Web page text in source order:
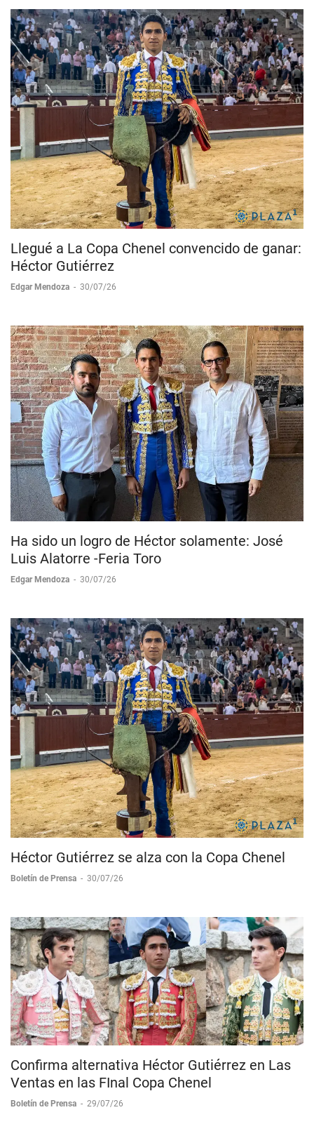
Llegué a La Copa Chenel convencido de ganar:
Héctor Gutiérrez
Edgar Mendoza - 30/07/26
Ha sido un logro de Héctor solamente: José
Luis Alatorre -Feria Toro
Edgar Mendoza - 30/07/26
Héctor Gutiérrez se alza con la Copa Chenel
Boletín de Prensa - 30/07/26
Confirma alternativa Héctor Gutiérrez en Las
Ventas en las FInal Copa Chenel
Boletín de Prensa - 29/07/26